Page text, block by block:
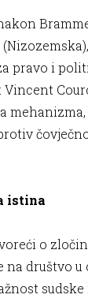
pravo i
Vincent
istina
o
na društvo